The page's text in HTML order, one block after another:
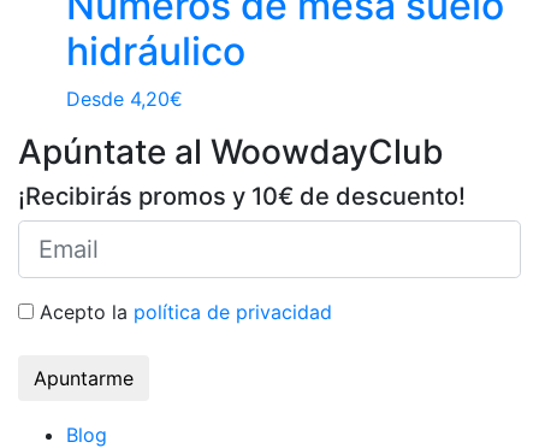
hidráulico
Desde 4,20€
Apúntate al WoowdayClub
¡Recibirás promos y 10€ de descuento!
Acepto la política de privacidad
Apuntarme
Blog